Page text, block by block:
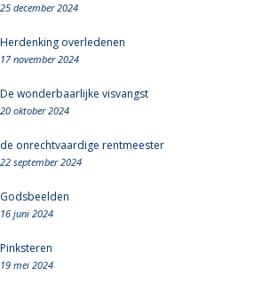
25 december 2024
Herdenking overledenen
17 november 2024
De wonderbaarlijke visvangst
20 oktober 2024
de onrechtvaardige rentmeester
22 september 2024
Godsbeelden
16 juni 2024
Pinksteren
19 mei 2024